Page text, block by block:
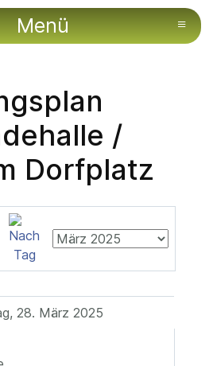
Menü ≡
/
Dorfplatz
28. März 2025